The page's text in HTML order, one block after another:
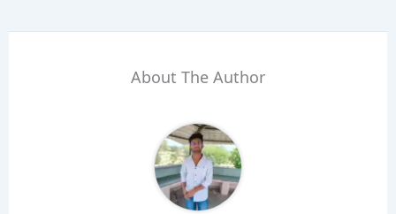
About The Author